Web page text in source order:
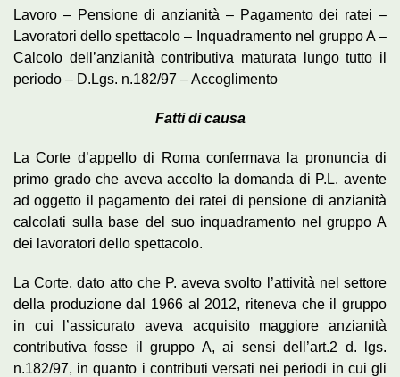
Lavoro – Pensione di anzianità – Pagamento dei ratei –
Lavoratori dello spettacolo – Inquadramento nel gruppo A –
Calcolo dell’anzianità contributiva maturata lungo tutto il
periodo – D.Lgs. n.182/97 – Accoglimento
Fatti di causa
La Corte d’appello di Roma confermava la pronuncia di
primo grado che aveva accolto la domanda di P.L. avente
ad oggetto il pagamento dei ratei di pensione di anzianità
calcolati sulla base del suo inquadramento nel gruppo A
dei lavoratori dello spettacolo.
La Corte, dato atto che P. aveva svolto l’attività nel settore
della produzione dal 1966 al 2012, riteneva che il gruppo
in cui l’assicurato aveva acquisito maggiore anzianità
contributiva fosse il gruppo A, ai sensi dell’art.2 d. lgs.
n.182/97, in quanto i contributi versati nei periodi in cui gli